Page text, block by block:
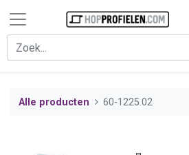
Alle producten 60-1225.02